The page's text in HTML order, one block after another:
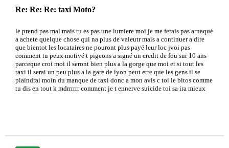
Re: Re: Re: taxi Moto?
le prend pas mal mais tu es pas une lumiere moi je me ferais pas arnaqué
a achete quelque chose qui na plus de valeutr mais a continuer a dire
que bientot les locataires ne pouront plus payé leur loc jvoi pas
comment tu peux motivé t pigeons a signé un credit de fou sur 10 ans
parceque croi moi il seront bien plus a la gorge que moi et si tout les
taxi il serai un peu plus a la gare de lyon peut etre que les gens il se
plaindrai moin du manque de taxi donc a mon avis c toi le bitos comme
tu dis en tout k mdrrrrrr comment je t ennerve suicide toi sa ira mieux